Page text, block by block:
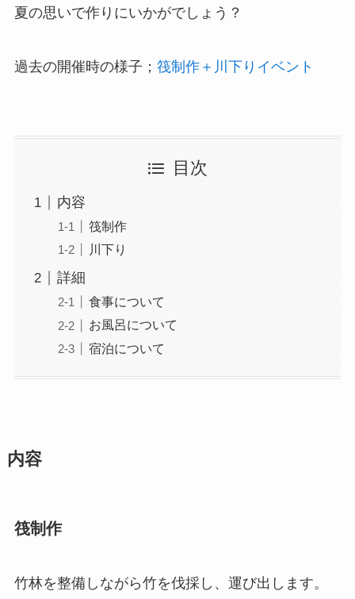
夏の思いで作りにいかがでしょう？
過去の開催時の様子； 筏制作＋川下りイベント
目次
内容
筏制作
川下り
詳細
食事について
お風呂について
宿泊について
内容
筏制作
竹林を整備しながら竹を伐採し、運び出します。